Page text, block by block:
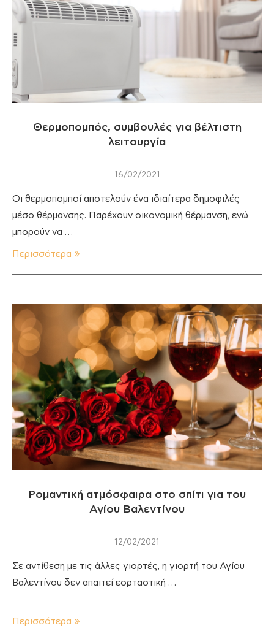
Θερμοπομπός, συμβουλές για βέλτιστη
λειτουργία
16/02/2021
Οι θερμοπομποί αποτελούν ένα ιδιαίτερα δημοφιλές
μέσο θέρμανσης. Παρέχουν οικονομική θέρμανση, ενώ
μπορούν να …
Περισσότερα
Ρομαντική ατμόσφαιρα στο σπίτι για του
Αγίου Βαλεντίνου
12/02/2021
Σε αντίθεση με τις άλλες γιορτές, η γιορτή του Αγίου
Βαλεντίνου δεν απαιτεί εορταστική …
Περισσότερα